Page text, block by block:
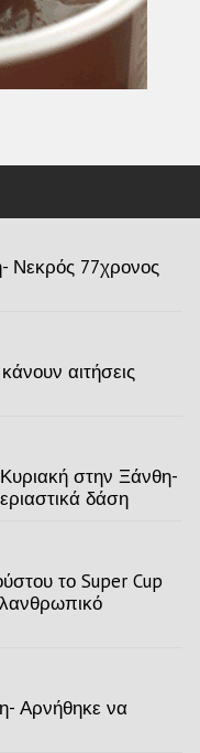
Νεκρός 77χρονος
αιτήσεις
στην Ξάνθη-
δάση
το Super Cup
Αρνήθηκε να